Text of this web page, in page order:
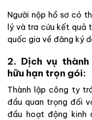
Người nộp hồ sơ có
lý và tra cứu kết quả
quốc gia về đăng ký
2. Dịch vụ
hữu hạn trọn gói:
Thành lập công ty
đầu quan trọng đối
đầu hoạt động kinh